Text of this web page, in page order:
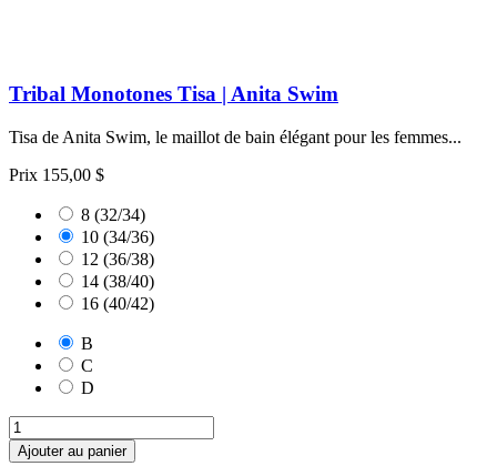
Tribal Monotones Tisa | Anita Swim
Tisa de Anita Swim, le maillot de bain élégant pour les femmes...
Prix 155,00 $
8 (32/34)
10 (34/36)
12 (36/38)
14 (38/40)
16 (40/42)
B
C
D
Ajouter au panier